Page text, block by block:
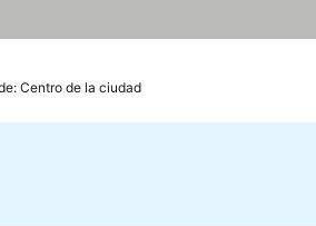
Centro de la ciudad